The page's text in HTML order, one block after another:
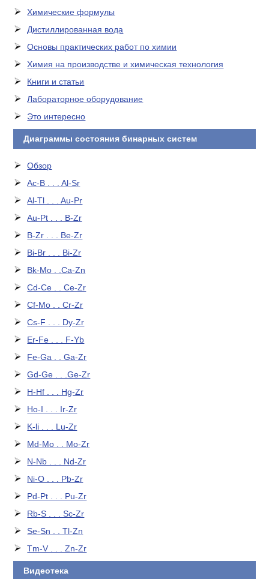
Химические формулы
Дистиллированная вода
Основы практических работ по химии
Химия на производстве и химическая технология
Книги и статьи
Лабораторное оборудование
Это интересно
Диаграммы состояния бинарных систем
Обзор
Ac-B . . . Al-Sr
Al-Tl . . . Au-Pr
Au-Pt . . . B-Zr
B-Zr . . . Be-Zr
Bi-Br . . . Bi-Zr
Bk-Mo . .Ca-Zn
Cd-Ce . . Ce-Zr
Cf-Mo . . Cr-Zr
Cs-F . . . Dy-Zr
Er-Fe . . . F-Yb
Fe-Ga . . Ga-Zr
Gd-Ge . . .Ge-Zr
H-Hf . . . Hg-Zr
Ho-I . . . Ir-Zr
K-li . . . Lu-Zr
Md-Mo . . Mo-Zr
N-Nb . . . Nd-Zr
Ni-O . . . Pb-Zr
Pd-Pt . . . Pu-Zr
Rb-S . . . Sc-Zr
Se-Sn . . Tl-Zn
Tm-V . . . Zn-Zr
Видеотека